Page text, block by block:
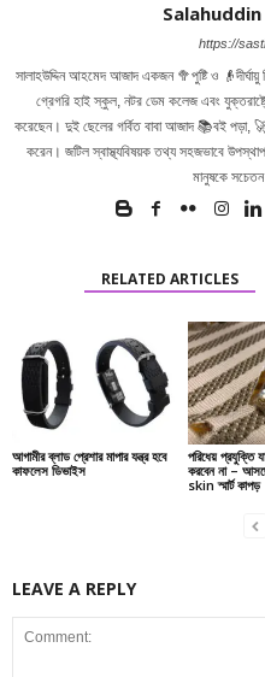
https://
সালাহউদ্দিন আহমেদ আজাদ একজন 🥦পুষ্টি ও
গ্রেগরি হাই স্কুল, নটর ডেম কলেজ এবং
করেছেন। দুই ছেলের গর্বিত বাবা আজাদ 📚বই পড়া,
করেন। জটিল স্বাস্থ্যবিষয়ক তথ্য সহজভাবে
মানুষকে
RELATED ARTICLES
আগামীর ব্লাড প্রেশার মাপার যন্ত্র হবে
কাফলেস ডিভাইস
পরিধেয় প্রযুক্তি
করবেন না –
skin স্মার্ট কাপড়
LEAVE A REPLY